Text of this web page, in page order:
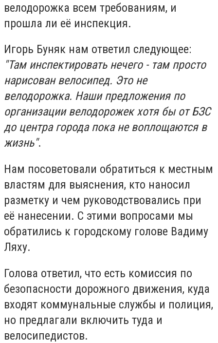
велодорожка всем требованиям, и
прошла ли её инспекция.
Игорь Буняк нам ответил следующее:
"Там инспектировать нечего - там просто
нарисован велосипед. Это не
велодорожка. Наши предложения по
организации велодорожек хотя бы от БЗС
до центра города пока не воплощаются в
жизнь".
Нам посоветовали обратиться к местным
властям для выяснения, кто наносил
разметку и чем руководствовались при
её нанесении. С этими вопросами мы
обратились к городскому голове Вадиму
Ляху.
Голова ответил, что есть комиссия по
безопасности дорожного движения, куда
входят коммунальные службы и полиция,
но предлагали включить туда и
велосипедистов.